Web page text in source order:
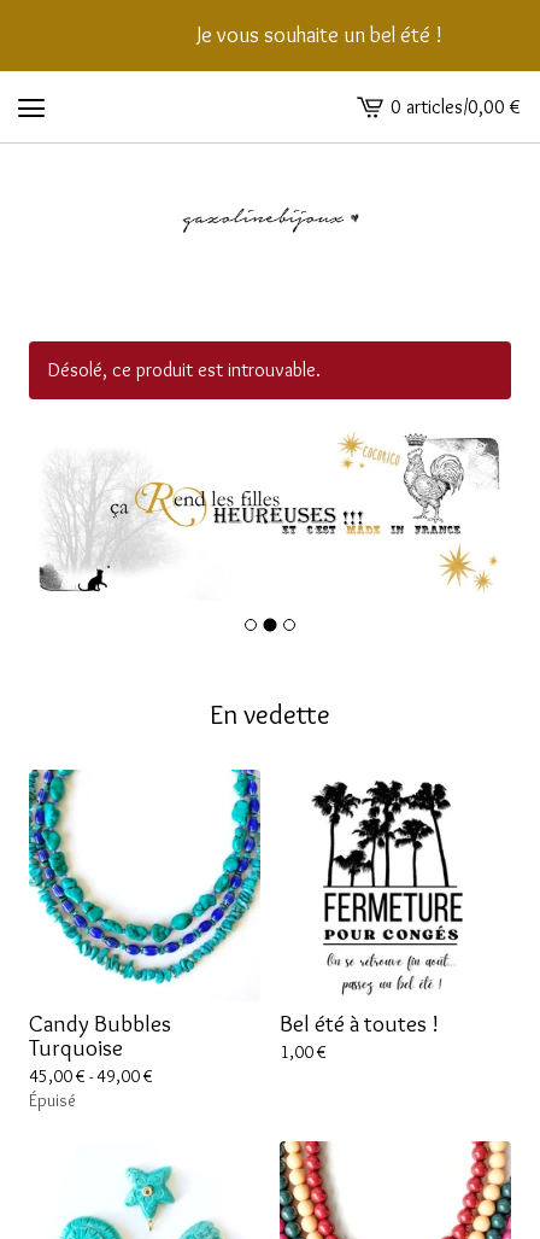
Je vous souhaite un bel été !
Voir
le
0 articles/0,00€
Désolé, ce produit est introuvable.
En vedette
Candy Bubbles
Turquoise
45,00€ - 49,00€
Épuisé
Bel été à toutes !
1,00€